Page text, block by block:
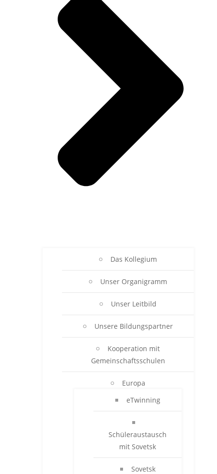
Das Kollegium
Unser Organigramm
Unser Leitbild
Unsere Bildungspartner
Kooperation mit
Gemeinschaftsschulen
Europa
eTwinning
Schüleraustausch
mit Sovetsk
Sovetsk